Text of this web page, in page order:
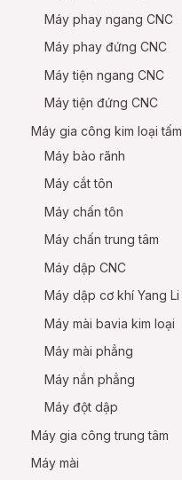
Máy phay ngang CNC
Máy phay đứng CNC
Máy tiện ngang CNC
Máy tiện đứng CNC
Máy gia công kim loại tấm
Máy bào rãnh
Máy cắt tôn
Máy chấn tôn
Máy chấn trung tâm
Máy dập CNC
Máy dập cơ khí Yang Li
Máy mài bavia kim loại
Máy mài phẳng
Máy nắn phẳng
Máy đột dập
Máy gia công trung tâm
Máy mài